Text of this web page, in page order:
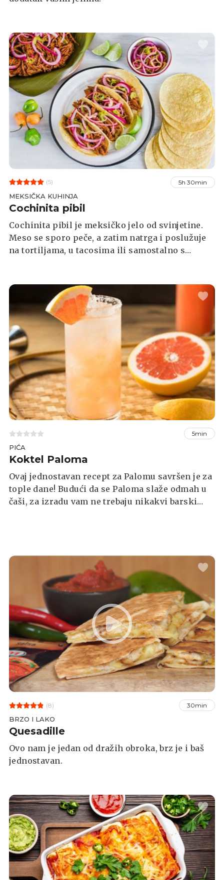
(5) 5h 30min
MEKSIČKA KUHINJA
Cochinita pibil
Cochinita pibil je meksičko jelo od svinjetine.
Meso se sporo peče, a zatim natrga i poslužuje
na tortiljama, u tacosima ili samostalno s
5min
PIĆA
Koktel Paloma
Ovaj jednostavan recept za Palomu savršen je za
tople dane! Budući da se Paloma slaže odmah u
čaši, za izradu vam ne trebaju nikakvi barski
(8) 30min
BRZO I LAKO
Quesadille
Ovo nam je jedan od dražih obroka, brz je i baš
jednostavan.